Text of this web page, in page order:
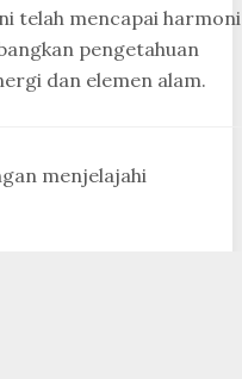
telah mencapai harmoni
pengetahuan
dan elemen alam.
menjelajahi